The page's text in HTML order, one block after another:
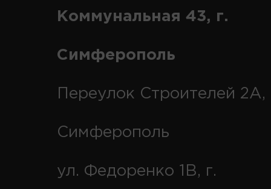
Коммунальная 43, г.
Симферополь
Переулок Строителей 2А,
Симферополь
ул. Федоренко 1В, г.